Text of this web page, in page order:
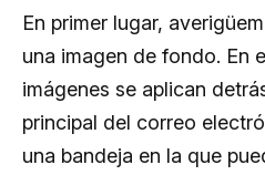
En primer lugar,
una imagen de fondo. En
imágenes se aplican
principal del correo
una bandeja en la que